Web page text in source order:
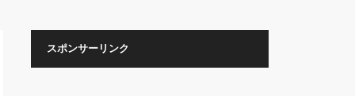
スポンサーリンク